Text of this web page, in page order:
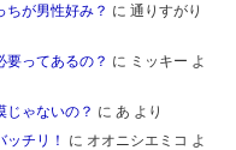
ちが男性好み？ に通りすがり
要ってあるの？ に ミッキー よ
じゃないの？ にあ より
チリ！
に オオニシエミコ よ